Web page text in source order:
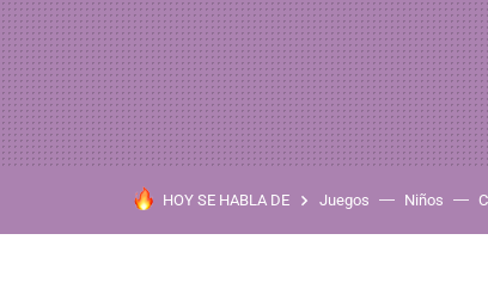
HOY SE HABLA DE Juegos Niños